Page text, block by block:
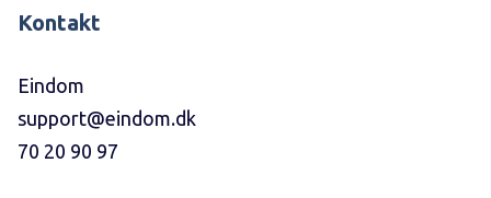
Kontakt
Eindom
support@eindom.dk
70 20 90 97